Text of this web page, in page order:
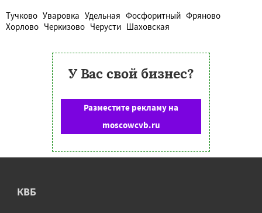
Тучково Уваровка Удельная Фосфоритный Фряново
Хорлово Черкизово Черусти Шаховская
У Вас свой бизнес?
Разместите рекламу на
moscowcvb.ru
КВБ